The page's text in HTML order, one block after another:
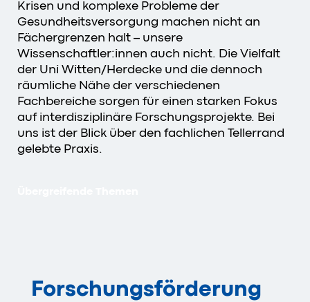
Krisen und komplexe Probleme der
Gesundheitsversorgung machen nicht an
Fächergrenzen halt – unsere
Wissenschaftler:innen auch nicht. Die Vielfalt
der Uni Witten/Herdecke und die dennoch
räumliche Nähe der verschiedenen
Fachbereiche sorgen für einen starken Fokus
auf interdisziplinäre Forschungsprojekte. Bei
uns ist der Blick über den fachlichen Tellerrand
gelebte Praxis.
Forschungsförderung